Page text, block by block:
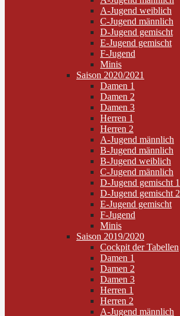
A-Jugend weiblich
C-Jugend männlich
D-Jugend gemischt
E-Jugend gemischt
F-Jugend
Minis
Saison 2020/2021
Damen 1
Damen 2
Damen 3
Herren 1
Herren 2
A-Jugend männlich
B-Jugend männlich
B-Jugend weiblich
C-Jugend männlich
D-Jugend gemischt 1
D-Jugend gemischt 2
E-Jugend gemischt
F-Jugend
Minis
Saison 2019/2020
Cockpit der Tabellen
Damen 1
Damen 2
Damen 3
Herren 1
Herren 2
A-Jugend männlich